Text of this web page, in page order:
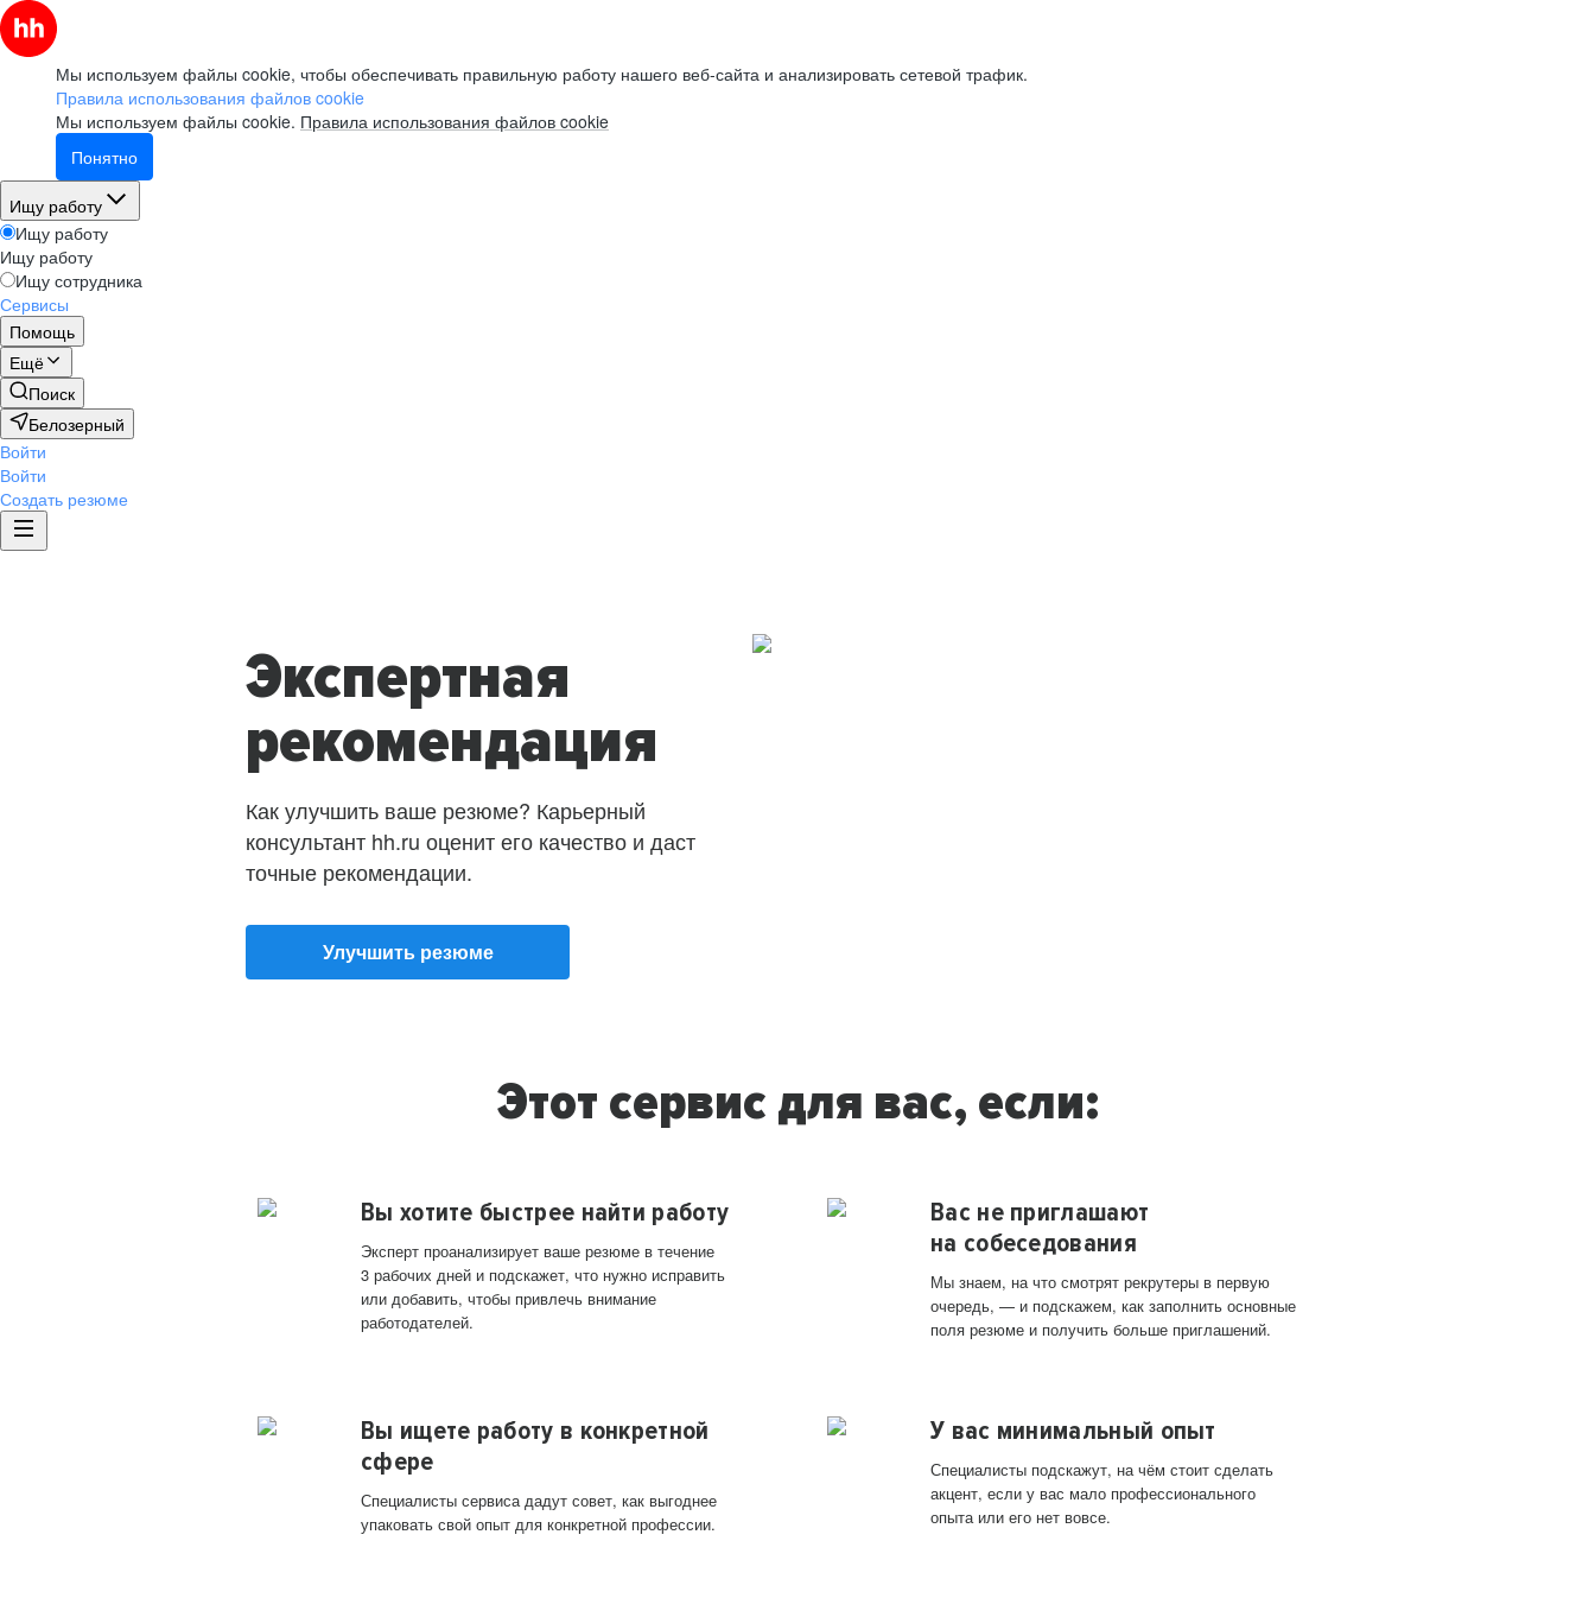
Мы используем файлы cookie, чтобы обеспечивать правильную работу нашего веб-сайта и анализировать сетевой трафик.
Правила использования файлов cookie
Мы используем файлы cookie. Правила использования файлов cookie
Понятно
Ищу работу
Ищу работу
Ищу работу
Ищу сотрудника
Сервисы
Помощь
Ещё
Поиск
Белозерный
Войти
Войти
Создать резюме
Экспертная
рекомендация
Как улучшить ваше резюме? Карьерный
консультант hh.ru оценит его качество и даст
точные рекомендации.
Улучшить резюме
Этот сервис для вас, если:
Вы хотите быстрее найти работу
Эксперт проанализирует ваше резюме в течение
3 рабочих дней и подскажет, что нужно исправить
или добавить, чтобы привлечь внимание
работодателей.
Вас не приглашают
на собеседования
Мы знаем, на что смотрят рекрутеры в первую
очередь, — и подскажем, как заполнить основные
поля резюме и получить больше приглашений.
Вы ищете работу в конкретной
сфере
Специалисты сервиса дадут совет, как выгоднее
упаковать свой опыт для конкретной профессии.
У вас минимальный опыт
Специалисты подскажут, на чём стоит сделать
акцент, если у вас мало профессионального
опыта или его нет вовсе.